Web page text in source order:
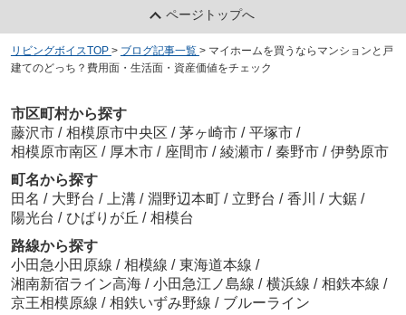
ページトップへ
リビングボイスTOP > ブログ記事一覧 > マイホームを買うならマンションと戸
建てのどっち？費用面・生活面・資産価値をチェック
市区町村から探す
藤沢市 / 相模原市中央区 / 茅ヶ崎市 / 平塚市 /
相模原市南区 / 厚木市 / 座間市 / 綾瀬市 / 秦野市 / 伊勢原市
町名から探す
田名 / 大野台 / 上溝 / 淵野辺本町 / 立野台 / 香川 / 大鋸 /
陽光台 / ひばりが丘 / 相模台
路線から探す
小田急小田原線 / 相模線 / 東海道本線 /
湘南新宿ライン高海 / 小田急江ノ島線 / 横浜線 / 相鉄本線 /
京王相模原線 / 相鉄いずみ野線 / ブルーライン